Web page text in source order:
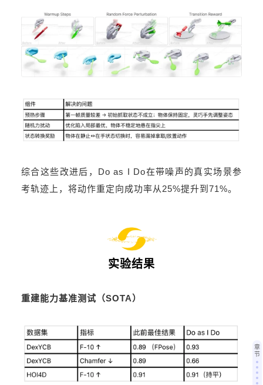
综合这些改进后，Do as I Do在带噪声的真实场景参
考轨迹上，将动作重定向成功率从25%提升到71%。
实验结果
重建能力基准测试（SOTA）
章
节